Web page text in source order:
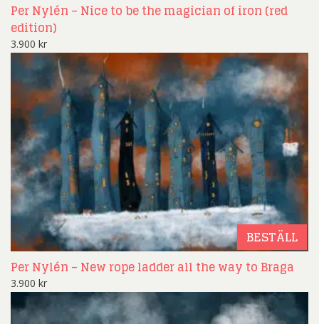
Per Nylén – Nice to be the magician of iron (red
edition)
3.900 kr
BESTÄLL
Per Nylén – New rope ladder all the way to Braga
3.900 kr